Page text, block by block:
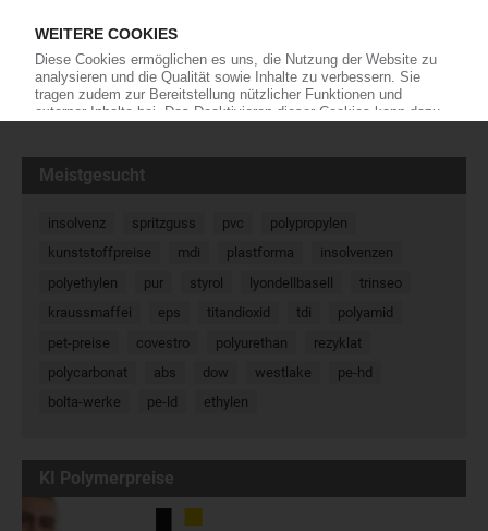
Fasern hinzukommen. Ein Starttermin für die…
« Zurück Weiter »
Meistgesucht
insolvenz spritzguss pvc
polypropylen
kunststoffpreise
mdi plastforma
insolvenzen
polyethylen
pur styrol lyondellbasell
trinseo
kraussmaffei
eps titandioxid tdi
polyamid
pet-preise
covestro polyurethan
rezyklat
polycarbonat
abs dow westlake
pe-hd
bolta-werke
pe-ld ethylen
KI Polymerpreise